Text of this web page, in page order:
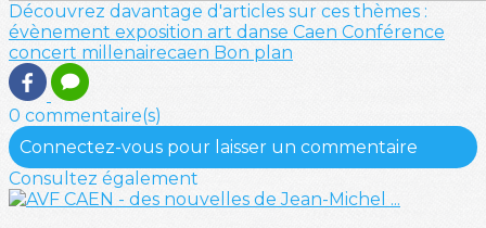
Découvrez davantage d'articles sur ces thèmes :
évènement exposition art danse Caen Conférence
concert millenairecaen Bon plan
0 commentaire(s)
Connectez-vous pour laisser un commentaire
Consultez également